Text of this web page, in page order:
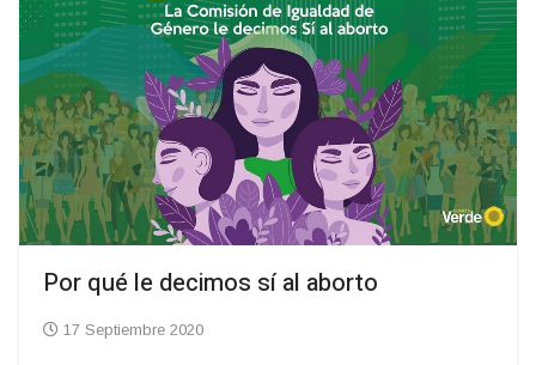
Por qué le decimos sí al aborto
17 Septiembre 2020